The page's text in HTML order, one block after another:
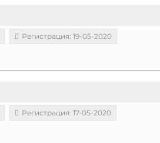
Регистрация: 19-05-2020
Регистрация: 17-05-2020